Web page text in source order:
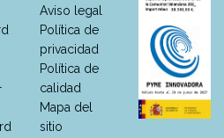
Aviso legal
Política de
privacidad
Política de
calidad
Mapa del
sitio